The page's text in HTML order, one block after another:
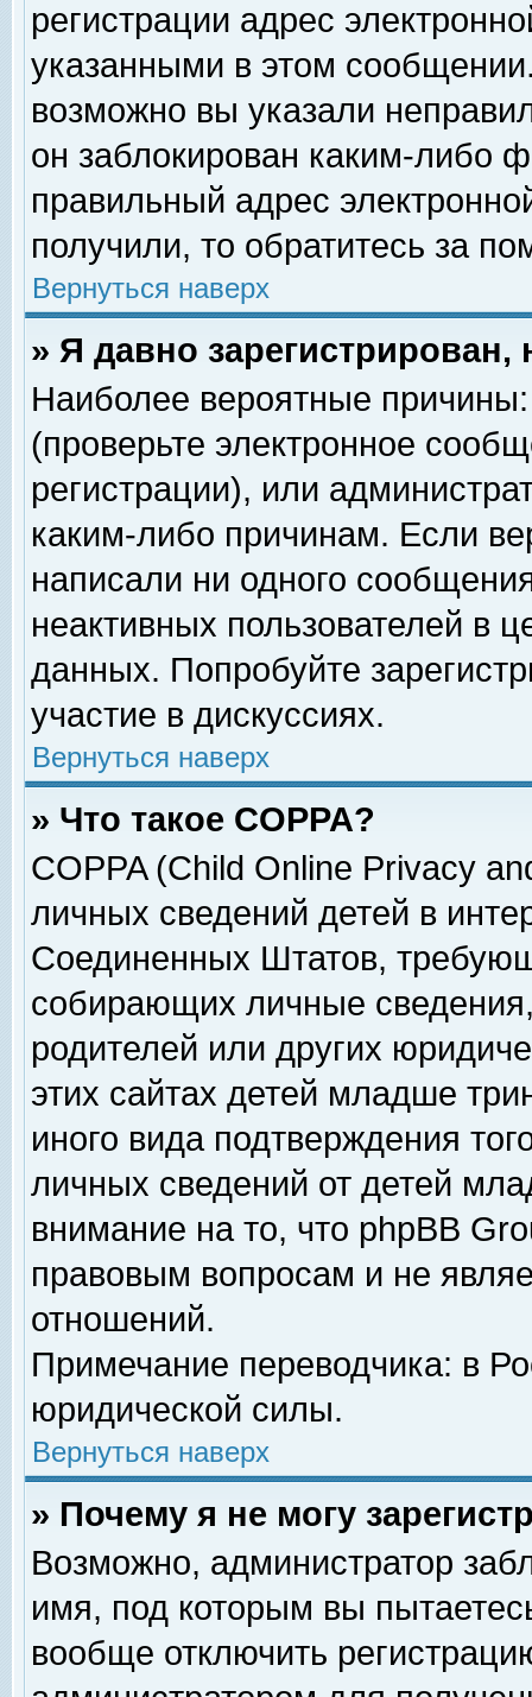
регистрации адрес
указанными в этом
возможно вы указали
он заблокирован каким-либо
правильный адрес
получили, то обратитесь за
Вернуться наверх
» Я давно
Наиболее вероятные
(проверьте электронное
регистрации), или
каким-либо причинам. Если
написали ни одного
неактивных пользователей в
данных. Попробуйте
участие в дискуссиях.
Вернуться наверх
» Что такое COPPA?
COPPA (Child Online Privacy
личных сведений детей в
Соединенных Штатов,
собирающих личные
родителей или других
этих сайтах детей младше
иного вида подтверждения
личных сведений от детей
внимание на то, что phpBB
правовым вопросам и не
отношений.
Примечание переводчика: в
юридической силы.
Вернуться наверх
» Почему я не могу
Возможно, администратор
имя, под которым вы
вообще отключить